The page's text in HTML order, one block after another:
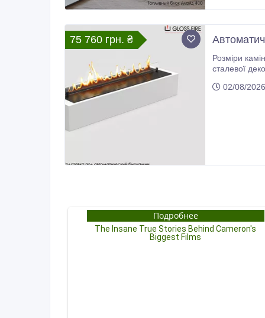
75 760 грн. ₴
Розміри каміна: 820х340х205, мм Довжина лінії вогню:
сталевої
02/08/2026